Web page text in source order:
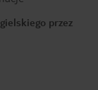
przez